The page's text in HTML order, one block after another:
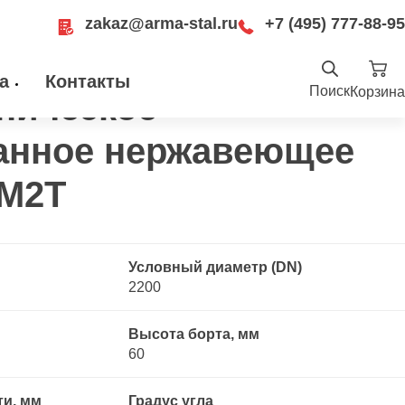
zakaz@arma-stal.ru +7 (495) 777-88-95
Контакты
Москва, Рязанский проспект, д. 8А, стр
14, помещение 1Б/15
ПоискКорзина
нержавеющее 10Х17Н13М2Т
нержавеющее
Условный диаметр (DN)
2200
Высота борта, мм
60
мм Градус угла